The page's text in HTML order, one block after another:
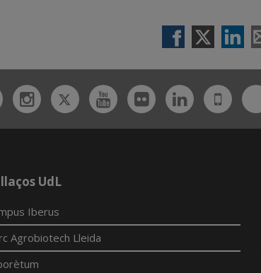
FacebookInstagram
TwitterYoutubeFlickrLinkedin
UdL
App
UdL
Iberus
Agrobiotech Lleida